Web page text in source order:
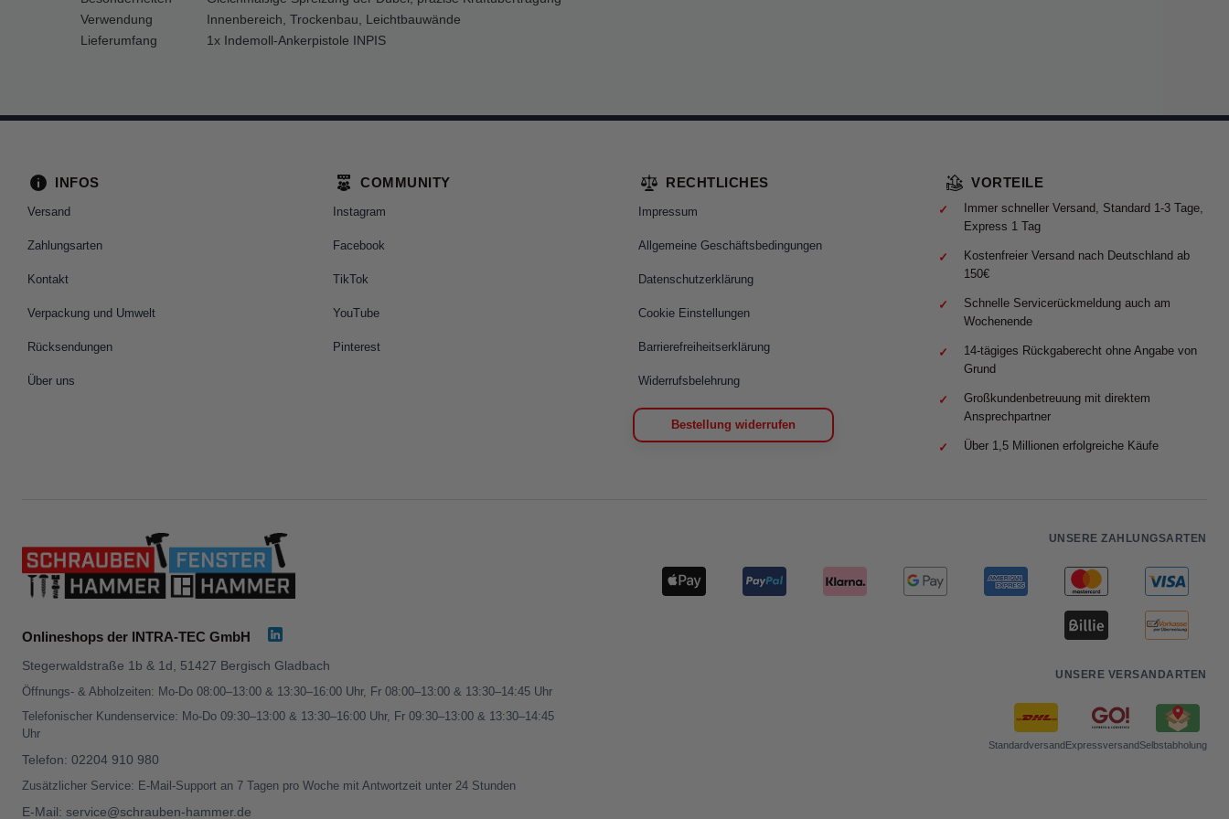
Verwendung
Innenbereich, Trockenbau, Leichtbauwände
Lieferumfang
1x Indemoll-Ankerpistole INPIS
INFOS
Versand
Zahlungsarten
Kontakt
Verpackung und Umwelt
Rücksendungen
Über uns
COMMUNITY
Instagram
Facebook
TikTok
YouTube
Pinterest
RECHTLICHES
Impressum
Allgemeine Geschäftsbedingungen
Datenschutzerklärung
Cookie Einstellungen
Barrierefreiheitserklärung
Widerrufsbelehrung
Bestellung widerrufen
VORTEILE
Immer schneller Versand, Standard 1-3 Tage,
Express 1 Tag
Kostenfreier Versand nach Deutschland ab
150€
Schnelle Servicerückmeldung auch am
Wochenende
14-tägiges Rückgaberecht ohne Angabe von
Grund
Großkundenbetreuung mit direktem
Ansprechpartner
Über 1,5 Millionen erfolgreiche Käufe
Onlineshops der INTRA-TEC GmbH
Stegerwaldstraße 1b & 1d, 51427 Bergisch Gladbach
Öffnungs- & Abholzeiten: Mo-Do 08:00–13:00 & 13:30–16:00 Uhr, Fr 08:00–13:00 & 13:30–14:45 Uhr
Telefonischer Kundenservice: Mo-Do 09:30–13:00 & 13:30–16:00 Uhr, Fr 09:30–13:00 & 13:30–14:45
Uhr
Telefon: 02204 910 980
Zusätzlicher Service: E-Mail-Support an 7 Tagen pro Woche mit Antwortzeit unter 24 Stunden
E-Mail: service@schrauben-hammer.de
UNSERE ZAHLUNGSARTEN
UNSERE VERSANDARTEN
StandardversandExpressversandSelbstabholung